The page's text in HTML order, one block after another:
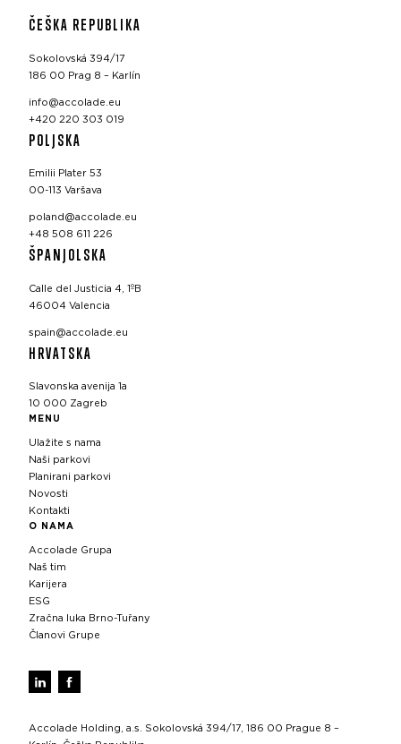
ČEŠKA REPUBLIKA
Sokolovská 394/17
186 00 Prag 8 – Karlín
info@accolade.eu
+420 220 303 019
POLJSKA
Emilii Plater 53
00-113 Varšava
poland@accolade.eu
+48 508 611 226
ŠPANJOLSKA
Calle del Justicia 4, 1ºB
46004 Valencia
spain@accolade.eu
HRVATSKA
Slavonska avenija 1a
10 000 Zagreb
MENU
Ulažite s nama
Naši parkovi
Planirani parkovi
Novosti
Kontakti
O NAMA
Accolade Grupa
Naš tim
Karijera
ESG
Zračna luka Brno-Tuřany
Članovi Grupe
Accolade Holding, a.s. Sokolovská 394/17, 186 00 Prague 8 –